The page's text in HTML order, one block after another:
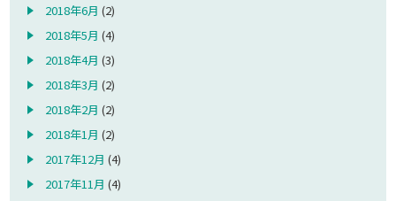
2018年6月 (2)
2018年5月 (4)
2018年4月 (3)
2018年3月 (2)
2018年2月 (2)
2018年1月 (2)
2017年12月 (4)
2017年11月 (4)